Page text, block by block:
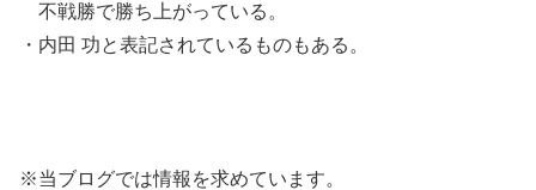
不戦勝で勝ち上がっている。
・内田 功と表記されているものもある。
※当ブログでは情報を求めています。